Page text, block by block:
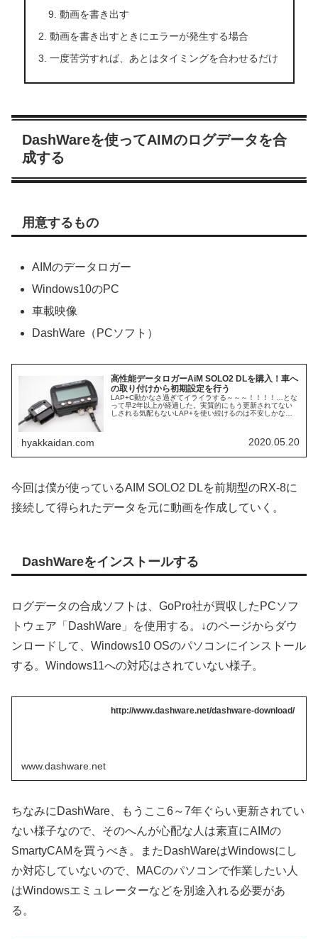
動画を書き出す
動画を書き出すときにエラーが発生する場合
一度苦労すれば、あとはタイミングを合わせるだけ
DashWareを使ってAIMのログデータを合
成する
用意するもの
AIMのデータロガー
Windows10のPC
車載映像
DashWare（PCソフト）
高性能データロガーAiM SOLO2 DLを購入！車へ
の取り付けから初期設定を行う
LAP+C動かなさ過ぎてイライラする～～～！！！！…とな
って早2年以上が経過した。実質的にもう更新されてない
しされる気配もないLAP+を使い続けるのは不安しかない
hyakkaidan.com 2020.05.20
今回は僕が使っているAIM SOLO2 DLを前期型のRX-8に
接続して得られたデータを元に動画を作成していく。
DashWareをインストールする
ログデータの合成ソフトは、GoPro社が買収したPCソフ
トウェア「DashWare」を使用する。↓のページからダウ
ンロードして、Windows10 OSのパソコンにインストール
する。Windows11への対応はされていない様子。
http://www.dashware.net/dashware-download/
www.dashware.net
ちなみにDashWare、もうここ6～7年ぐらい更新されてい
ない様子なので、そのへんが心配な人は素直にAIMの
SmartyCAMを買うべき。またDashWareはWindowsにし
か対応していないので、MACのパソコンで作業したい人
はWindowsエミュレーターなどを別途入れる必要があ
る。